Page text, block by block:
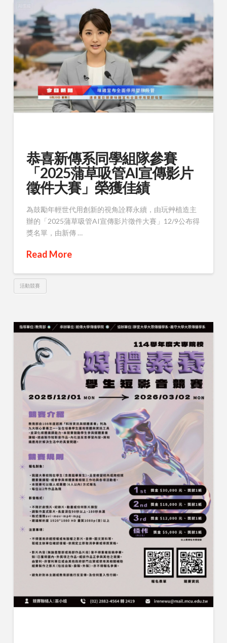
恭喜新傳系同學組隊參賽
「2025蒲草吸管AI宣傳影片
徵件大賽」榮獲佳績
為鼓勵年輕世代用創新的視角詮釋永續，由玩艸植造主
辦的「2025蒲草吸管AI宣傳影片徵件大賽」12/9公布得
獎名單，由新傳 …
Read More
活動競賽